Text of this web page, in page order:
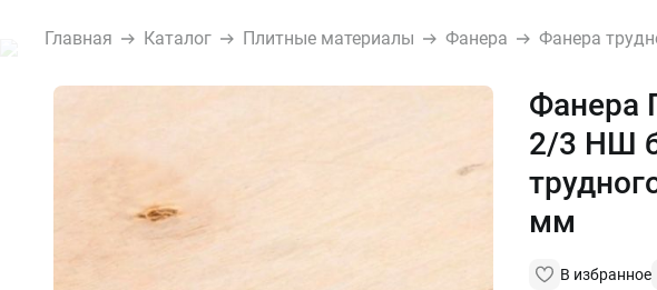
Главная Каталог Плитные материалы Фанера Фанера
Фанера
2/3 НШ
мм
В избранное